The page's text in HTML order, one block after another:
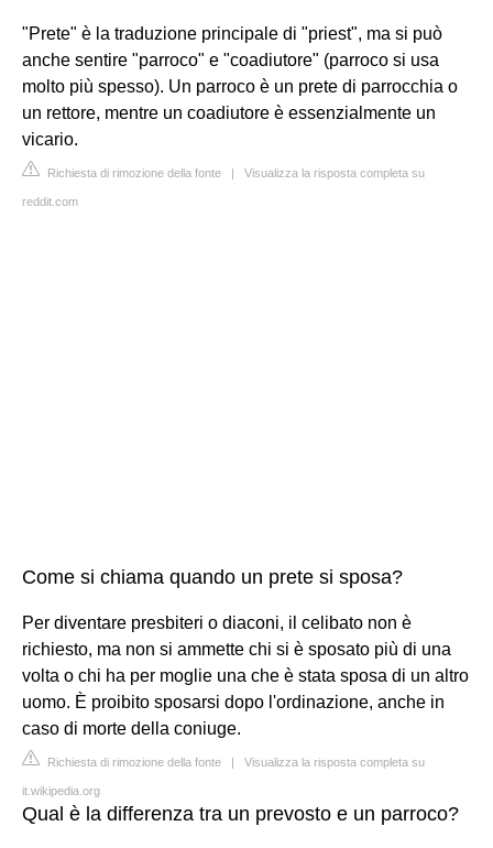
"Prete" è la traduzione principale di "priest", ma si può
anche sentire "parroco" e "coadiutore" (parroco si usa
molto più spesso). Un parroco è un prete di parrocchia o
un rettore, mentre un coadiutore è essenzialmente un
vicario.
Richiesta di rimozione della fonte | Visualizza la risposta completa su
reddit.com
Come si chiama quando un prete si sposa?
Per diventare presbiteri o diaconi, il celibato non è
richiesto, ma non si ammette chi si è sposato più di una
volta o chi ha per moglie una che è stata sposa di un altro
uomo. È proibito sposarsi dopo l'ordinazione, anche in
caso di morte della coniuge.
Richiesta di rimozione della fonte | Visualizza la risposta completa su
it.wikipedia.org
Qual è la differenza tra un prevosto e un parroco?